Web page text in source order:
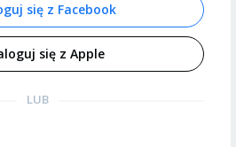
się z Facebook
się z Apple
LUB